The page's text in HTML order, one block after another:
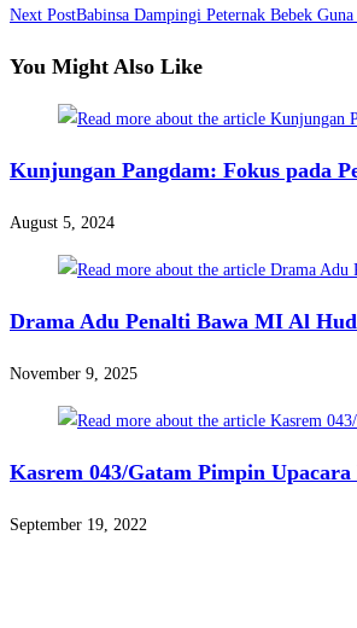
more
articles
Next PostBabinsa Dampingi Peternak Bebek
You Might Also Like
Kunjungan Pangdam: Fokus pada
August 5, 2024
Drama Adu Penalti Bawa MI Al
November 9, 2025
Kasrem 043/Gatam Pimpin
September 19, 2022